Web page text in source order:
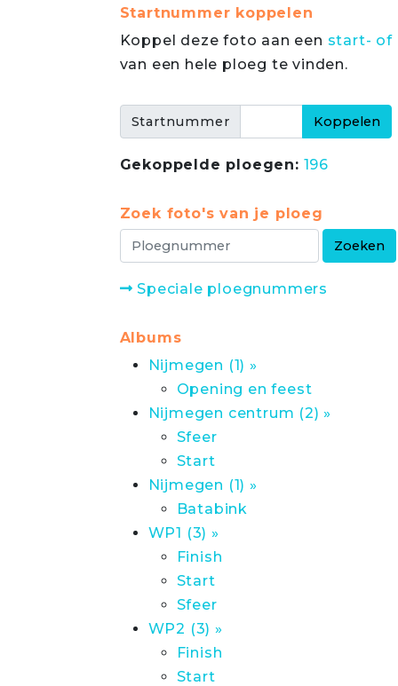
Startnummer koppelen
Koppel deze foto aan een start- of
van een hele ploeg te vinden.
Startnummer
Gekoppelde ploegen: 196
Zoek foto's van je ploeg
Speciale ploegnummers
Albums
Nijmegen (1) »
Opening en feest
Nijmegen centrum (2) »
Sfeer
Start
Nijmegen (1) »
Batabink
WP1 (3) »
Finish
Start
Sfeer
WP2 (3) »
Finish
Start